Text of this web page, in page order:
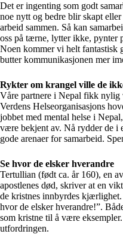
Det er ingenting som godt
noe nytt og bedre blir skapt
arbeid sammen. Så kan
oss på tærne, lytter ikke, pynter
Noen kommer vi helt fantastisk
butter kommunikasjonen mer
Rykter om krangel ville de
Våre partnere i Nepal fikk
Verdens Helseorganisasjons
jobbet med mental helse i
være bekjent av. Nå rydder de i
gode arenaer for samarbeid.
Se hvor de elsker hverandre
Tertullian (født ca. år 160), en
apostlenes død, skriver at en
de kristnes innbyrdes
hvor de elsker hverandre!”.
som kristne til å være
utfordringen.